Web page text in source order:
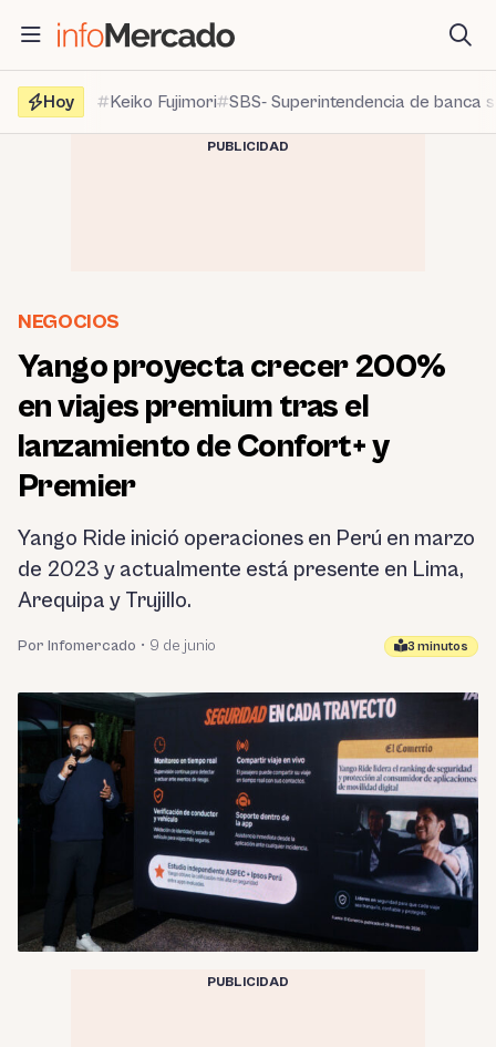
contenido
Hoy
Keiko Fujimori SBS- Superintendencia de banca
PUBLICIDAD
NEGOCIOS
Yango proyecta crecer 200%
en viajes premium tras el
lanzamiento de Confort+ y
Premier
Yango Ride inició operaciones en Perú en marzo
de 2023 y actualmente está presente en Lima,
Arequipa y Trujillo.
Por Infomercado • 9 de junio 3 minutos
PUBLICIDAD